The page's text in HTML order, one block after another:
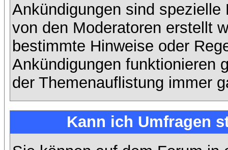
Ankündigungen sind
von den Moderatoren erstellt
bestimmte Hinweise oder
Ankündigungen funktionieren
der Themenauflistung immer
Kann ich Umfragen